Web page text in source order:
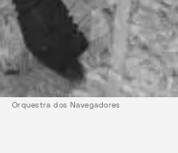
Orquestra dos Navegadores